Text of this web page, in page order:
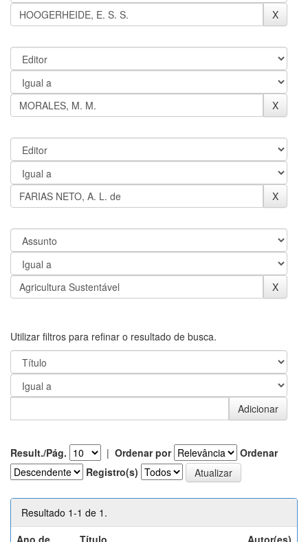
Utilizar filtros para refinar o resultado de busca.
Result./Pág. | Ordenar por
Ordenar
Registro(s)
Resultado 1-1 de 1.
Ano de
Título Autor(es)